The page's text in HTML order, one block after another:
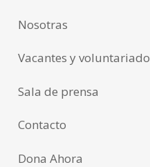
Nosotras
Vacantes y voluntariado
Sala de prensa
Contacto
Dona Ahora